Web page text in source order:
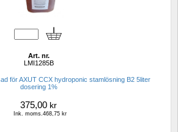
Art. nr.
LMI1285B
för AXUT CCX hydroponic stamlösning B2 5liter
dosering 1%
375,00 kr
Ink. moms.468,75 kr